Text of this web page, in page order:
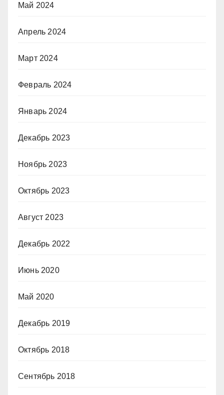
Май 2024
Апрель 2024
Март 2024
Февраль 2024
Январь 2024
Декабрь 2023
Ноябрь 2023
Октябрь 2023
Август 2023
Декабрь 2022
Июнь 2020
Май 2020
Декабрь 2019
Октябрь 2018
Сентябрь 2018